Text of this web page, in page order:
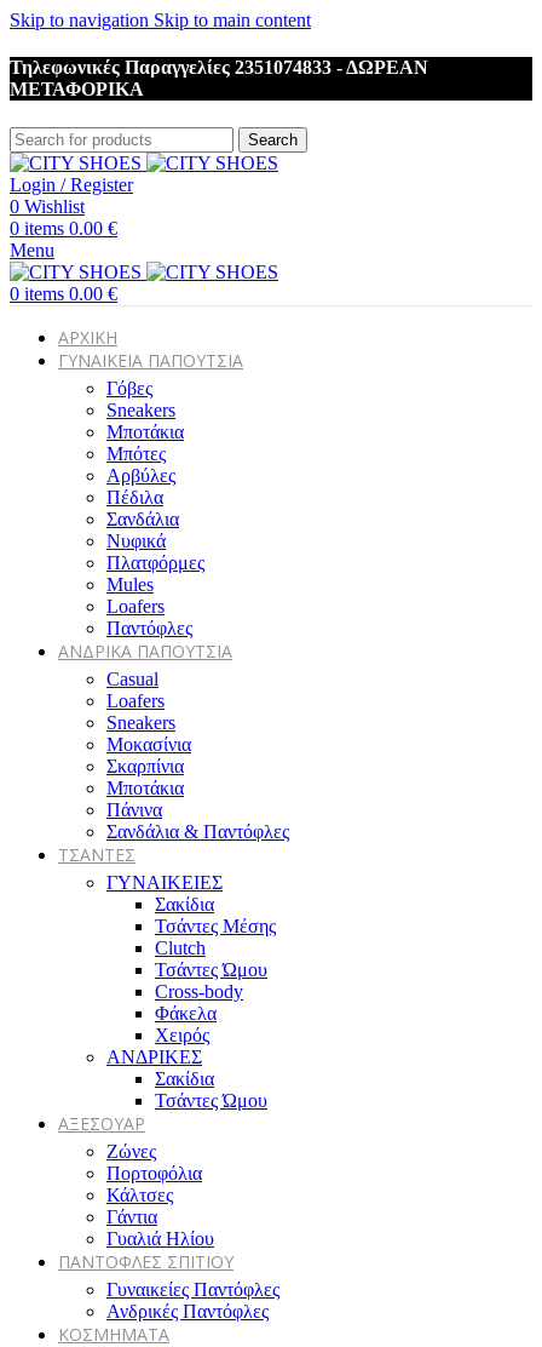
Skip to navigation Skip to main content
Τηλεφωνικές Παραγγελίες 2351074833 - ΔΩΡΕΑΝ
ΜΕΤΑΦΟΡΙΚΑ
Search
Login / Register
0 Wishlist
0 items 0.00 €
Menu
0 items 0.00 €
ΑΡΧΙΚΗ
ΓΥΝΑΙΚΕΙΑ ΠΑΠΟΥΤΣΙΑ
Γόβες
Sneakers
Μποτάκια
Μπότες
Αρβύλες
Πέδιλα
Σανδάλια
Νυφικά
Πλατφόρμες
Mules
Loafers
Παντόφλες
ΑΝΔΡΙΚΑ ΠΑΠΟΥΤΣΙΑ
Casual
Loafers
Sneakers
Μοκασίνια
Σκαρπίνια
Μποτάκια
Πάνινα
Σανδάλια & Παντόφλες
ΤΣΑΝΤΕΣ
ΓΥΝΑΙΚΕΙΕΣ
Σακίδια
Τσάντες Μέσης
Clutch
Τσάντες Ώμου
Cross-body
Φάκελα
Χειρός
ΑΝΔΡΙΚΕΣ
Σακίδια
Τσάντες Ώμου
ΑΞΕΣΟΥΑΡ
Ζώνες
Πορτοφόλια
Κάλτσες
Γάντια
Γυαλιά Ηλίου
ΠΑΝΤΟΦΛΕΣ ΣΠΙΤΙΟΥ
Γυναικείες Παντόφλες
Ανδρικές Παντόφλες
ΚΟΣΜΗΜΑΤΑ